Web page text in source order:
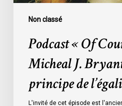
Non classé
principe
l’égalité
parties
Podcast « Of
Micheal J.
principe de
L'invité de cet épisode est